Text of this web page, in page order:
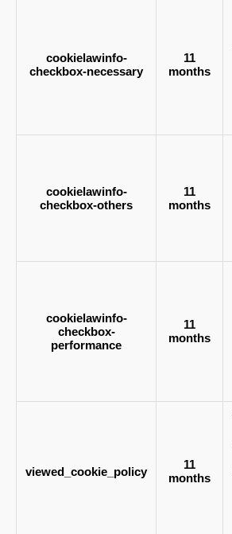
cookielawinfo-
checkbox-necessary
11
months
cookielawinfo-
checkbox-others
11
months
cookielawinfo-
checkbox-
performance
11
months
viewed_cookie_policy
11
months